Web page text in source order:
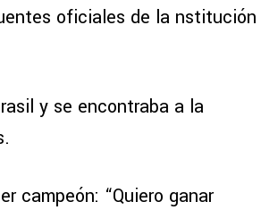
oficiales de la nstitución
y se encontraba a la
campeón: “Quiero ganar